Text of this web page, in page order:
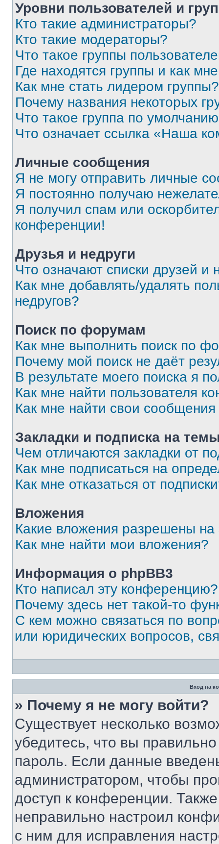
Уровни пользователей и
Кто такие администраторы?
Кто такие модераторы?
Что такое группы
Где находятся группы и как
Как мне стать лидером группы?
Почему названия некоторых
Что такое группа по
Что означает ссылка «Наша
Личные сообщения
Я не могу отправить личные
Я постоянно получаю
Я получил спам или
конференции!
Друзья и недруги
Что означают списки друзей и
Как мне добавлять/удалять
недругов?
Поиск по форумам
Как мне выполнить поиск по
Почему мой поиск не даёт
В результате моего поиска я
Как мне найти пользователя
Как мне найти свои
Закладки и подписка на
Чем отличаются закладки от
Как мне подписаться на
Как мне отказаться от
Вложения
Какие вложения разрешены
Как мне найти мои вложения?
Информация о phpBB3
Кто написал эту конференцию?
Почему здесь нет такой-то
С кем можно связаться по
или юридических вопросов,
Вход на
» Почему я не могу войти?
Существует несколько
убедитесь, что вы
пароль. Если данные
администратором, чтобы
доступ к конференции.
неправильно настроил
с ним для исправления